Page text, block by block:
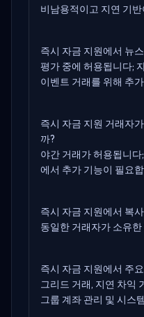
비남용적이고 지연 기
즉시 자금 지원에서 뉴
평가 중에 허용됩니다;
이벤트 거래를 위해 추
즉시 자금 지원 거래자
까?
야간 거래가 허용됩니
에서 추가 기능이 필요
즉시 자금 지원에서 복
동일한 거래자가 소유
즉시 자금 지원에서 주
그리드 거래, 지연 차익
그룹 계좌 관리 및 시스